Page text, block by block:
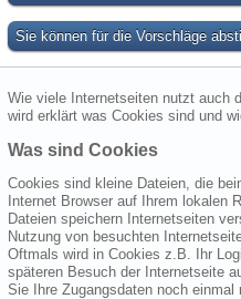
Sie können für die Vorschläge
Wie viele Internetseiten nutzt auch
wird erklärt was Cookies sind und
Was sind Cookies
Cookies sind kleine Dateien, die
Internet Browser auf Ihrem lokalen
Dateien speichern Internetseiten
Nutzung von besuchten
Oftmals wird in Cookies z.B. Ihr
späteren Besuch der Internetseite
Sie Ihre Zugangsdaten noch einmal